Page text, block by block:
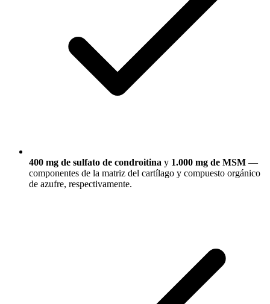
400 mg de sulfato de condroitina y 1.000 mg de MSM —
componentes de la matriz del cartílago y compuesto orgánico
de azufre, respectivamente.